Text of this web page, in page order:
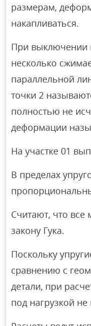
размерам,
накапливаться.
При выключении
несколько
параллельной
точки 2
полностью не
деформации
На участке 01
В пределах
Считают, что
закону Гука.
Поскольку
сравнению с
детали, при
под нагрузкой